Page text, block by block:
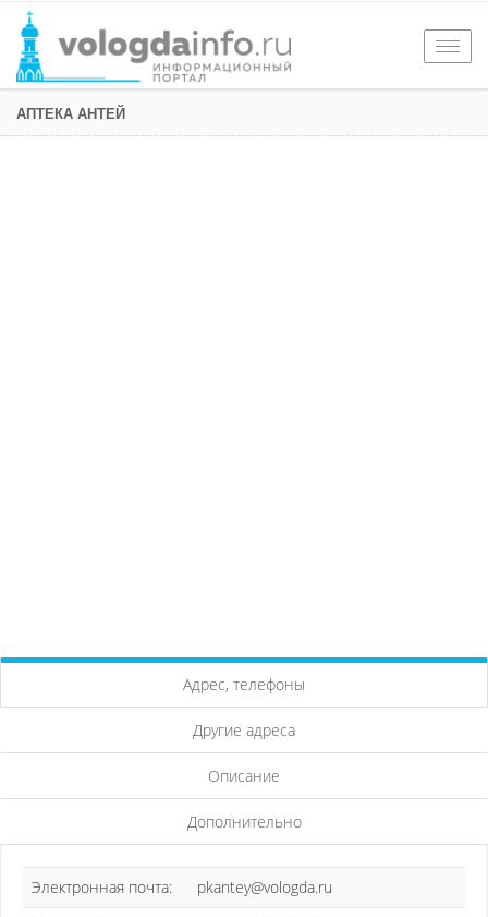
АПТЕКА АНТЕЙ
Адрес, телефоны
Другие адреса
Описание
Дополнительно
Электронная почта:
pkantey@vologda.ru